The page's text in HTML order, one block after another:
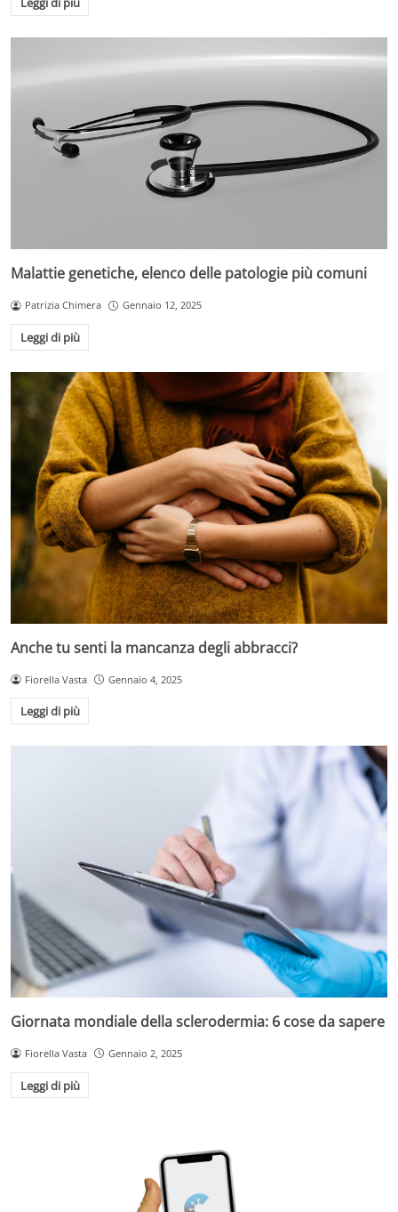
Malattie genetiche, elenco delle patologie più comuni
Patrizia Chimera Gennaio 12, 2025
Leggi di più
Anche tu senti la mancanza degli abbracci?
Fiorella Vasta Gennaio 4, 2025
Leggi di più
Giornata mondiale della sclerodermia: 6 cose da sapere
Fiorella Vasta Gennaio 2, 2025
Leggi di più